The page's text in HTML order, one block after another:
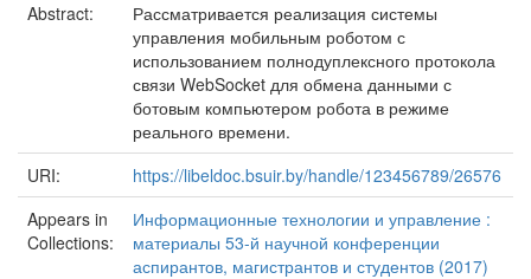
Abstract:
Рассматривается реализация системы
управления мобильным роботом с
использованием полнодуплексного протокола
связи WebSocket для обмена данными с
ботовым компьютером робота в режиме
реального времени.
URI:
https://libeldoc.bsuir.by/handle/123456789/26576
Appears in
Collections:
Информационные технологии и управление :
материалы 53-й научной конференции
аспирантов, магистрантов и студентов (2017)